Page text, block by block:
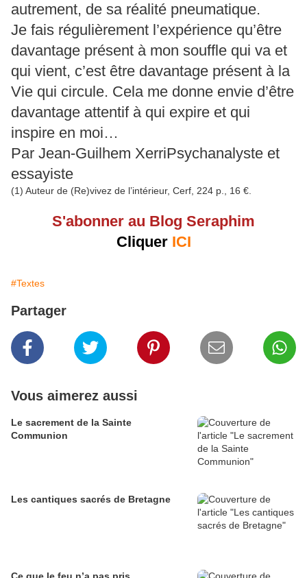
autrement, de sa réalité pneumatique.
Je fais régulièrement l’expérience qu’être
davantage présent à mon souffle qui va et
qui vient, c’est être davantage présent à la
Vie qui circule. Cela me donne envie d’être
davantage attentif à qui expire et qui
inspire en moi…
Par Jean-Guilhem XerriPsychanalyste et
essayiste
(1) Auteur de (Re)vivez de l’intérieur, Cerf, 224 p., 16 €.
S'abonner au Blog Seraphim
Cliquer ICI
#Textes
Partager
Vous aimerez aussi
Le sacrement de la Sainte
Communion
Les cantiques sacrés de Bretagne